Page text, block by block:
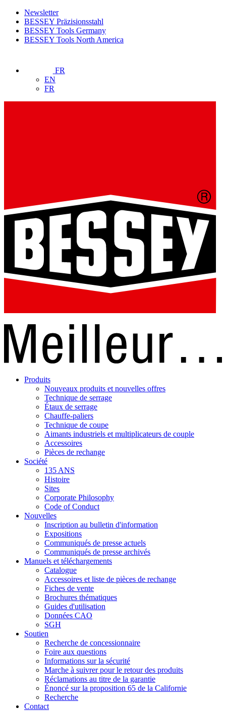
Newsletter
BESSEY Präzisionsstahl
BESSEY Tools Germany
BESSEY Tools North America
FR
EN
FR
Produits
Nouveaux produits et nouvelles offres
Technique de serrage
Étaux de serrage
Chauffe-paliers
Technique de coupe
Aimants industriels et multiplicateurs de couple
Accessoires
Pièces de rechange
Société
135 ANS
Histoire
Sites
Corporate Philosophy
Code of Conduct
Nouvelles
Inscription au bulletin d'information
Expositions
Communiqués de presse actuels
Communiqués de presse archivés
Manuels et téléchargements
Catalogue
Accessoires et liste de pièces de rechange
Fiches de vente
Brochures thématiques
Guides d'utilisation
Données CAO
SGH
Soutien
Recherche de concessionnaire
Foire aux questions
Informations sur la sécurité
Marche à suivrer pour le retour des produits
Réclamations au titre de la garantie
Énoncé sur la proposition 65 de la Californie
Recherche
Contact